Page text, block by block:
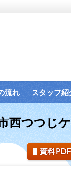
流れ スタッフ紹
西つつじ